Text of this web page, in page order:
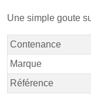
Une simple goute
Contenance
Marque
Référence